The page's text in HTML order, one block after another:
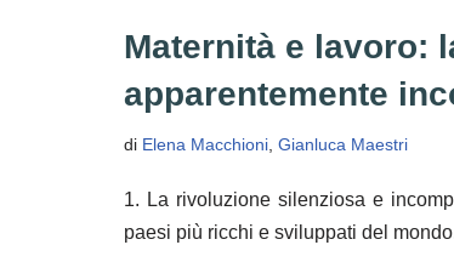
Maternità e lavoro:
apparentemente
di Elena Macchioni Gianluca Maestri
1. La rivoluzione silenziosa e
paesi più ricchi e sviluppati del